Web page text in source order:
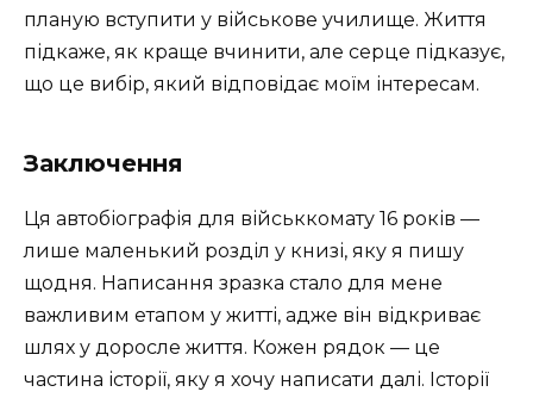
планую вступити у військове училище. Життя
підкаже, як краще вчинити, але серце підказує,
що це вибір, який відповідає моїм інтересам.
Заключення
Ця автобіографія для військкомату 16 років —
лише маленький розділ у книзі, яку я пишу
щодня. Написання зразка стало для мене
важливим етапом у житті, адже він відкриває
шлях у доросле життя. Кожен рядок — це
частина історії, яку я хочу написати далі. Історії